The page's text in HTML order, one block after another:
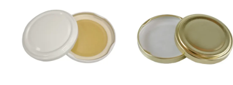
Añadir a la lista de deseos